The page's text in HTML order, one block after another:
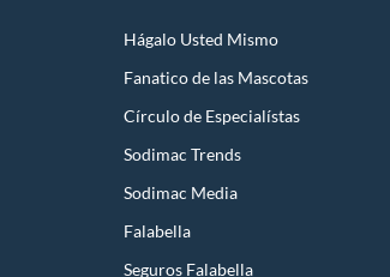
Hágalo Usted Mismo
Fanatico de las Mascotas
Círculo de Especialístas
Sodimac Trends
Sodimac Media
Falabella
Seguros Falabella